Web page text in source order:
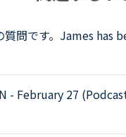
問です。James has
I don't know
is
to prop up the